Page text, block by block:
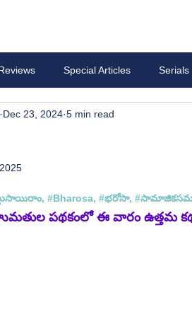
Special Articles Serials
Dec 23, 2024 5 min read
of 5 stars.
్లుసాయిరాం, #Bharosa, #భరోసా, #
పథకంలో ఈ వారం ఉత్తమ